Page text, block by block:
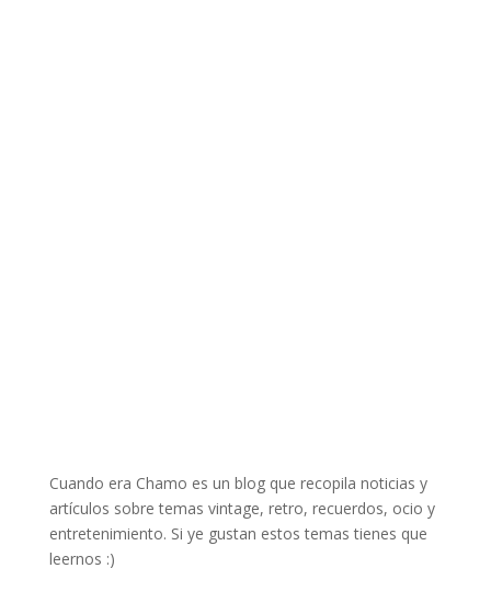
Cuando era Chamo es un blog que recopila noticias y
artículos sobre temas vintage, retro, recuerdos, ocio y
entretenimiento. Si ye gustan estos temas tienes que
leernos :)